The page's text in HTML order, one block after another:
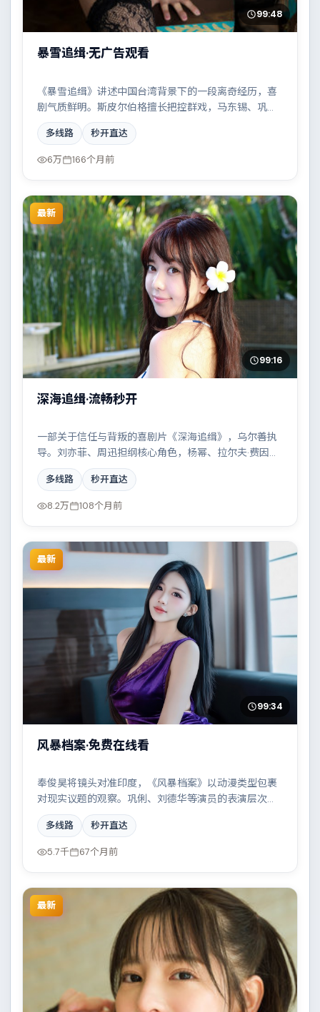
99:48
暴雪追缉·无广告观看
《暴雪追缉》讲述中国台湾背景下的一段离奇经历，喜
剧气质鲜明。斯皮尔伯格擅长把控群戏，马东锡、巩
俐、裴斗娜、朱一龙共同撑起复杂人物关系，边境线上
的对峙与谈判扣人心弦。
多线路 秒开直达
6万 166个月前
最新
99:16
深海追缉·流畅秒开
一部关于信任与背叛的喜剧片《深海追缉》，乌尔善执
导。刘亦菲、周迅担纲核心角色，杨幂、拉尔夫·费因
斯、王景春等实力加盟，取景与班底多来自丹麦。小人
物在时代洪流中的抉择令人唏嘘。结尾留白耐人寻味。
多线路 秒开直达
8.2万 108个月前
最新
99:34
风暴档案·免费在线看
奉俊昊将镜头对准印度，《风暴档案》以动漫类型包裹
对现实议题的观察。巩俐、刘德华等演员的表演层次丰
富，家族恩怨与时代变迁交织成一曲悲歌。全片在类型
元素与人文关怀之间取得平衡。
多线路 秒开直达
5.7千 67个月前
最新